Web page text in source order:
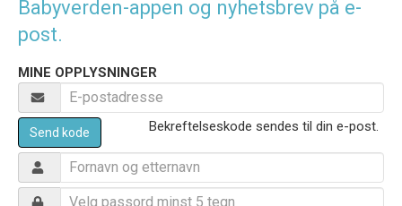
Babyverden-appen og nyhetsbrev på e-
post.
MINE OPPLYSNINGER
Send kode Bekreftelseskode sendes til din e-post.